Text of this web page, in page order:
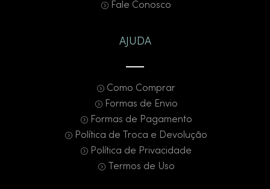
Fale Conosco
AJUDA
Como Comprar
Formas de Envio
Formas de Pagamento
Política de Troca e Devolução
Política de Privacidade
Termos de Uso